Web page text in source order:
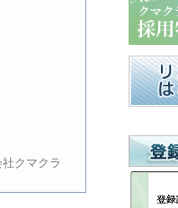
クマクラ